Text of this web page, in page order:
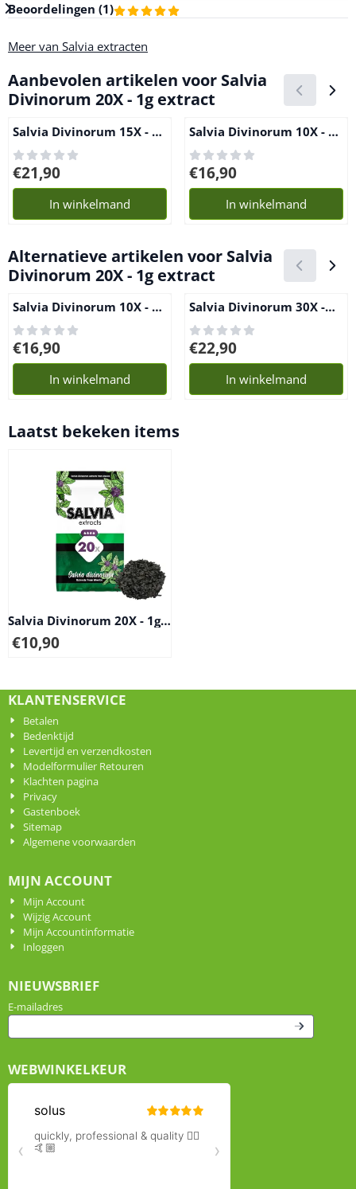
Beoordelingen (1)
Meer van Salvia extracten
Aanbevolen artikelen voor Salvia
Divinorum 20X - 1g extract
Salvia Divinorum 15X - 1g
Prijs: 21,90
€21,90
In winkelmand
Salvia Divinorum 10X - 1g
Prijs: 16,90
€16,90
In winkelmand
Alternatieve artikelen voor Salvia
Divinorum 20X - 1g extract
Salvia Divinorum 10X - 1g
extract
Prijs: 16,90
€16,90
In winkelmand
Salvia Divinorum 30X -
0,5g extract
Prijs: 22,90
€22,90
In winkelmand
Laatst bekeken items
Salvia Divinorum 20X - 1g
extract
€10,90
KLANTENSERVICE
Betalen
Bedenktijd
Levertijd en verzendkosten
Modelformulier Retouren
Klachten pagina
Privacy
Gastenboek
Sitemap
Algemene voorwaarden
MIJN ACCOUNT
Mijn Account
Wijzig Account
Mijn Accountinformatie
Inloggen
NIEUWSBRIEF
E-mailadresVul je e-mailadres in voor de nieuwsbrief
WEBWINKELKEUR